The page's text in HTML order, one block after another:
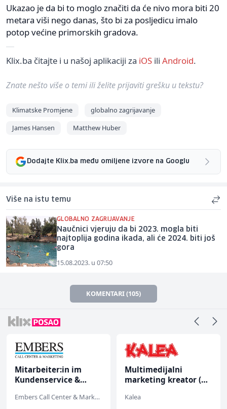
Ukazao je da bi to moglo značiti da će nivo mora biti 20
metara viši nego danas, što bi za posljedicu imalo
potop većine primorskih gradova.
Klix.ba čitajte i u našoj aplikaciji za iOS ili Android.
Znate nešto više o temi ili želite prijaviti grešku u tekstu?
Klimatske Promjene
globalno zagrijavanje
James Hansen
Matthew Huber
Dodajte Klix.ba među omiljene izvore na Googlu
Više na istu temu
GLOBALNO ZAGRIJAVANJE
Naučnici vjeruju da bi 2023. mogla biti
najtoplija godina ikada, ali će 2024. biti još
gora
15.08.2023. u 07:50
KOMENTARI (105)
Mitarbeiter:in im
Kundenservice &
Embers Call Center & Marketing
Multimedijalni
marketing kreator (m/
Kalea